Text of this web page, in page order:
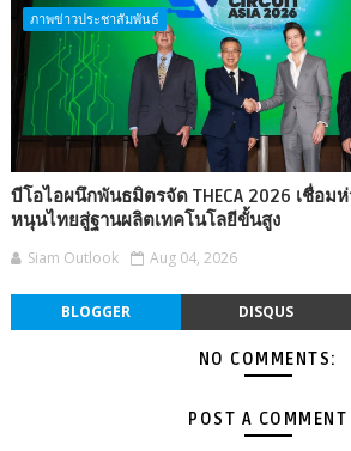
ภาพข่าวประชาสัมพันธ์
บีโอไอผนึกพันธมิตรจัด THECA 2026 เชื่อม
หนุนไทยสู่ฐานผลิตเทคโนโลยีขั้นสูง
Siam Outlook Aug 04, 2026
BLOGGER DISQUS
NO COMMENTS:
POST A COMMENT